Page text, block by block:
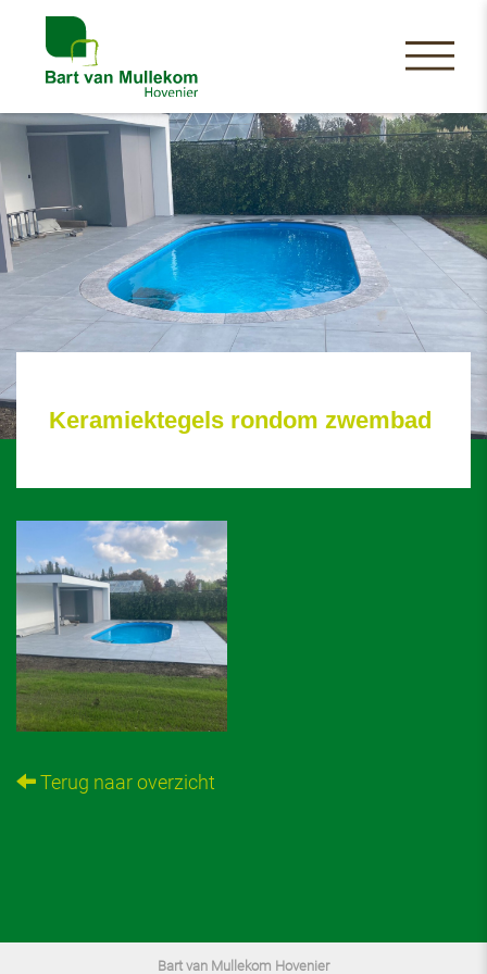
Keramiektegels rondom zwembad
Terug naar overzicht
Bart van Mullekom Hovenier